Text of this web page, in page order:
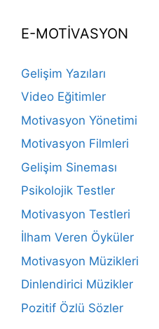
E-MOTİVASYON
Gelişim Yazıları
Video Eğitimler
Motivasyon Yönetimi
Motivasyon Filmleri
Gelişim Sineması
Psikolojik Testler
Motivasyon Testleri
İlham Veren Öyküler
Motivasyon Müzikleri
Dinlendirici Müzikler
Pozitif Özlü Sözler